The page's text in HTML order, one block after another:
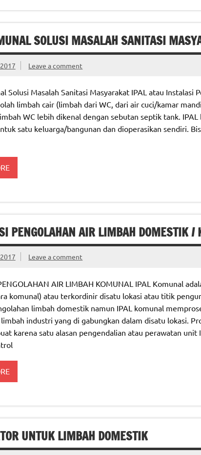
SOLUSI MASALAH SANITASI
Leave a comment
Solusi Masalah Sanitasi Masyarakat IPAL atau Instalasi
limbah cair (limbah dari WC, dari air cuci/kamar
WC lebih dikenal dengan sebutan septik tank.
satu keluarga/bangunan dan dioperasikan sendiri.
PENGOLAHAN AIR LIMBAH DOMESTIK /
Leave a comment
AIR LIMBAH KOMUNAL IPAL Komunal
komunal) atau terkordinir disatu lokasi atau titik
limbah domestik namun IPAL komunal
industri yang di gabungkan dalam disatu lokasi.
karena satu alasan pengendalian atau perawatan
UNTUK LIMBAH DOMESTIK